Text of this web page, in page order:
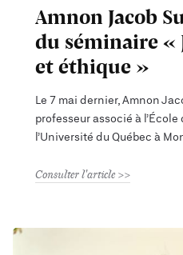
Amnon Jacob
du séminaire «
et éthique »
Le 7 mai dernier, Amnon
professeur associé à
l’Université du Québec à
Consulter l'article